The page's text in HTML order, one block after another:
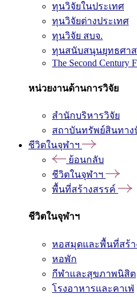
ทุนวิจัยในประเทศ
ทุนวิจัยต่างประเทศ
ทุนวิจัย สบจ.
ทุนสนับสนุนยุทธศาส
The Second Century
หน่วยงานด้านการวิจัย
สำนักบริหารวิจัย
สถาบันทรัพย์สินทา
ชีวิตในจุฬาฯ
ย้อนกลับ
ชีวิตในจุฬาฯ
พื้นที่สร้างสรรค์
ชีวิตในจุฬาฯ
หอสมุดและพื้นที่สร้า
หอพัก
กีฬาและสุขภาพนิสิต
โรงอาหารและคาเฟ่